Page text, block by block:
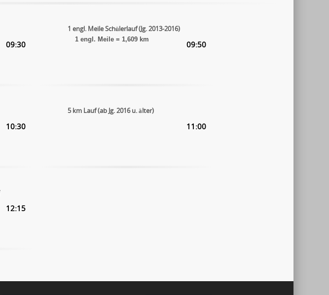
09:30
1 engl. Meile Schülerlauf (Jg. 2013-2016)
1 engl. Meile = 1,609 km
09:50
10:30
5 km Lauf (ab Jg. 2016 u. älter)
11:00
12:15